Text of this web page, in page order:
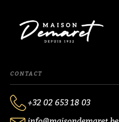
CONTACT
+32 02 653 18 03